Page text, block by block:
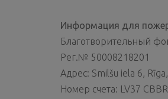
Информация для
Благотворительный
Рег.№ 50008218201
Адрес: Smilšu iela 6,
Номер счета: LV37